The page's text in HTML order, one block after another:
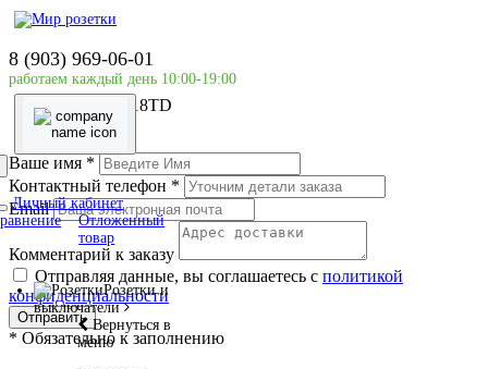
8 (903) 969-06-01
работаем каждый день 10:00-19:00
Личный кабинет
Отложенный
товар
Розетки и
выключатели
Вернуться в
меню
Главная страница
Внутренней установки
Щит скрытой установки, 54М, с прозрачной дверцей,
Hager VF318TD
Ваше имя *
Контактный телефон *
Email
Комментарий к заказу
Отправляя данные, вы соглашаетесь с политикой
конфиденциальности
Отправить
* Обязательно к заполнению